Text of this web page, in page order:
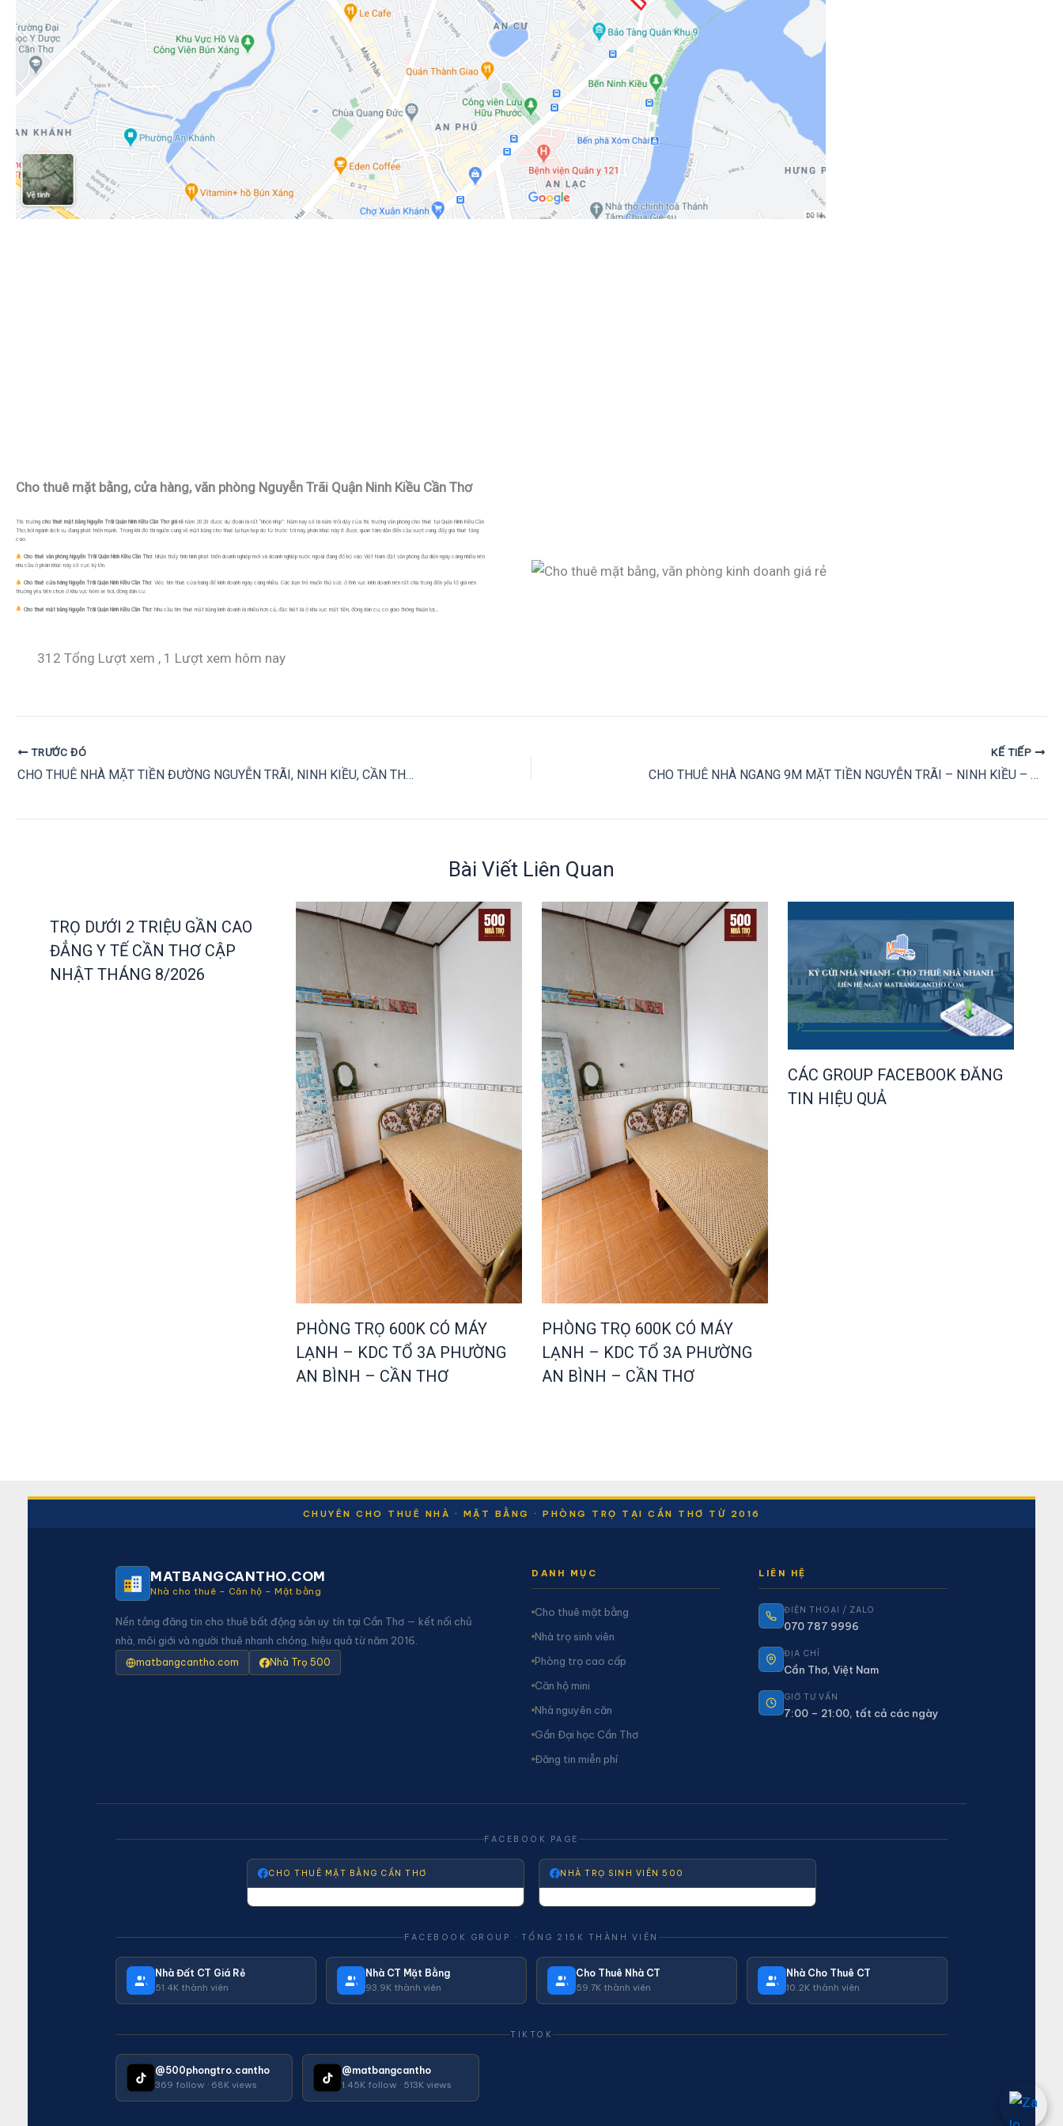
Cho thuê mặt bằng, cửa hàng, văn phòng Nguyễn Trãi Quận Ninh Kiều Cần Thơ
Thị trường cho thuê mặt bằng Nguyễn Trãi Quận Ninh Kiều Cần Thơgiá rẻ năm 2020 được dự đoán là rất “nhộn nhịp”. Năm nay sẽ là năm trỗi dậy của thị trường văn phòng cho thuê tại Quận Ninh Kiều Cần
Thơ, bởi ngành dịch vụ đang phát triển mạnh. Trong khi đó thì nguồn cung về mặt bằng cho thuê lại hạn hẹp do từ trước tới nay, phân khúc này ít được quan tâm dẫn đến cầu vượt cung, đẩy giá thuê tăng
cao.
Cho thuê văn phòng Nguyễn Trãi Quận Ninh Kiều Cần Thơ: Nhận thấy tình hình phát triển doanh nghiệp mới và doanh nghiệp nước ngoài đang đổ bộ vào Việt Nam đặt văn phòng đại diện ngày càng nhiều nên
nhu cầu ở phân khúc này sẽ cực kỳ lớn.
Cho thuê cửa hàng Nguyễn Trãi Quận Ninh Kiều Cần Thơ: Việc tìm thuê cửa hàng để kinh doanh ngày càng nhiều. Các bạn trẻ muốn thử sức ở lĩnh vực kinh doanh nên rất chú trọng đến yếu tố giá nên
thường yêu tiên chọn ở khu vực hẻm xe hơi, đông dân cư.
Cho thuê mặt bằng Nguyễn Trãi Quận Ninh Kiều Cần Thơ: Nhu cầu tìm thuê mặt bằng kinh doanh là nhiều hơn cả, đặc biệt là ở khu vực mặt tiền, đông dân cư, có giao thông thuận lợi,…
312 Tổng Lượt xem , 1 Lượt xem hôm nay
TRƯỚC ĐÓ
CHO THUÊ NHÀ MẶT TIỀN ĐƯỜNG NGUYỄN TRÃI, NINH KIỀU, CẦN THƠ – 45 TRIỆU
KẾ TIẾP
CHO THUÊ NHÀ NGANG 9M MẶT TIỀN NGUYỄN TRÃI – NINH KIỀU – CẦN THƠ
Bài Viết Liên Quan
TRỌ DƯỚI 2 TRIỆU GẦN CAO
ĐẲNG Y TẾ CẦN THƠ CẬP
NHẬT THÁNG 8/2026
PHÒNG TRỌ 600K CÓ MÁY
LẠNH – KDC TỔ 3A PHƯỜNG
AN BÌNH – CẦN THƠ
PHÒNG TRỌ 600K CÓ MÁY
LẠNH – KDC TỔ 3A PHƯỜNG
AN BÌNH – CẦN THƠ
CÁC GROUP FACEBOOK ĐĂNG
TIN HIỆU QUẢ
CHUYÊN CHO THUÊ NHÀ · MẶT BẰNG · PHÒNG TRỌ TẠI CẦN THƠ TỪ 2016
MATBANGCANTHO.COM
Nhà cho thuê – Căn hộ – Mặt bằng
Nền tảng đăng tin cho thuê bất động sản uy tín tại Cần Thơ — kết nối chủ
nhà, môi giới và người thuê nhanh chóng, hiệu quả từ năm 2016.
matbangcantho.com Nhà Trọ 500
DANH MỤC
Cho thuê mặt bằng
Nhà trọ sinh viên
Phòng trọ cao cấp
Căn hộ mini
Nhà nguyên căn
Gần Đại học Cần Thơ
Đăng tin miễn phí
LIÊN HỆ
ĐIỆN THOẠI / ZALO
070 787 9996
ĐỊA CHỈ
Cần Thơ, Việt Nam
GIỜ TƯ VẤN
7:00 – 21:00, tất cả các ngày
FACEBOOK PAGE
CHO THUÊ MẶT BẰNG CẦN THƠ NHÀ TRỌ SINH VIÊN 500
FACEBOOK GROUP · TỔNG 215K THÀNH VIÊN
Nhà Đất CT Giá Rẻ
51.4K thành viên
Nhà CT Mặt Bằng
93.9K thành viên
Cho Thuê Nhà CT
59.7K thành viên
Nhà Cho Thuê CT
10.2K thành viên
TIKTOK
@500phongtro.cantho
369 follow · 68K views
@matbangcantho
1.45K follow · 513K views